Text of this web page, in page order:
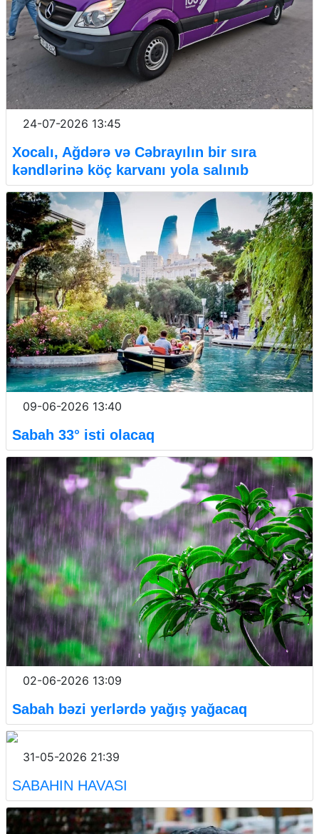
24-07-2026 13:45
Xocalı, Ağdərə və Cəbrayılın bir sıra
kəndlərinə köç karvanı yola salınıb
09-06-2026 13:40
Sabah 33° isti olacaq
02-06-2026 13:09
Sabah bəzi yerlərdə yağış yağacaq
31-05-2026 21:39
SABAHIN HAVASI